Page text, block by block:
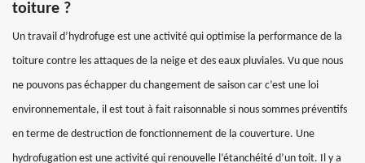
toiture ?
Un travail d’hydrofuge est une activité qui optimise la performance de la
toiture contre les attaques de la neige et des eaux pluviales. Vu que nous
ne pouvons pas échapper du changement de saison car c’est une loi
environnementale, il est tout à fait raisonnable si nous sommes préventifs
en terme de destruction de fonctionnement de la couverture. Une
hydrofugation est une activité qui renouvelle l’étanchéité d’un toit. Il y a